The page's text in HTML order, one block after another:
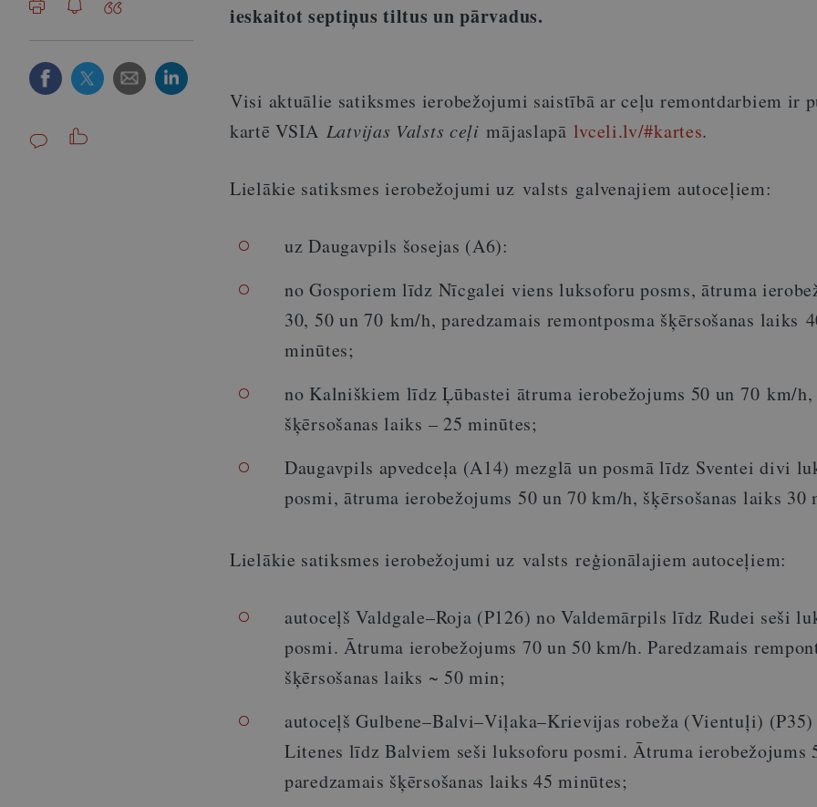
ieskaitot septiņus tiltus un pārvadus.
Visi aktuālie satiksmes ierobežojumi saistībā ar ceļu remontdarbiem ir
kartē VSIA Latvijas Valsts ceļi mājaslapālvceli.lv/#kartes.
Lielākie satiksmes ierobežojumi uz valsts galvenajiem autoceļiem:
uz Daugavpils šosejas (A6):
no Gosporiem līdz Nīcgalei viens luksoforu posms, ātruma
30, 50 un 70 km/h, paredzamais remontposma šķērsošanas laiks
minūtes;
no Kalniškiem līdz Ļūbastei ātruma ierobežojums 50 un 70 km/h,
šķērsošanas laiks – 25 minūtes;
Daugavpils apvedceļa (A14) mezglā un posmā līdz Sventei divi
posmi, ātruma ierobežojums 50 un 70 km/h, šķērsošanas laiks 30
Lielākie satiksmes ierobežojumi uz valsts reģionālajiem autoceļiem:
autoceļš Valdgale–Roja (P126) no Valdemārpils līdz Rudei seši
posmi. Ātruma ierobežojums 70 un 50 km/h. Paredzamais
šķērsošanas laiks ~ 50 min;
autoceļš Gulbene–Balvi–Viļaka–Krievijas robeža (Vientuļi) (P35)
Litenes līdz Balviem seši luksoforu posmi. Ātruma ierobežojums
paredzamais šķērsošanas laiks 45 minūtes;